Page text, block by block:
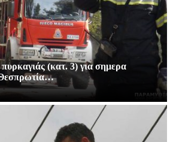
(κατ. 3) για σημερα